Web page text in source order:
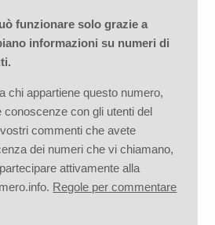
funzionare solo grazie a
informazioni su numeri di
chi appartiene questo numero,
conoscenze con gli utenti del
commenti che avete
dei numeri che vi chiamano,
attivamente alla
Regole per commentare